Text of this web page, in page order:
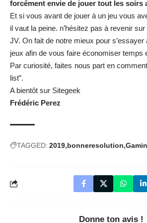
forcément envie de jouer tout les soirs
Et si vous avant de jouer à un jeu vous
il vaut la peine. n’hésitez pas à revenir sur
JV. On fait de notre mieux pour
jeux afin de vous faire économiser temps
Par curiosité, faites nous part en
list”.
A bientôt sur Sitegeek
Frédéric Perez
TAGGED: 2019 bonneresolution
Donne ton avis !